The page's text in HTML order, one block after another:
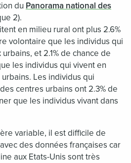
du Panorama national des
2).
en milieu rural ont plus 2.6%
volontaire que les individus qui
et 2.1% de chance de
les individus qui vivent en
Les individus qui
centres urbains ont 2.3% de
que les individus vivant dans
variable, il est difficile de
des données françaises car
aux Etats-Unis sont très